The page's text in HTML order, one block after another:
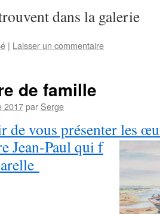
dans la galerie
| Laisser un commentaire
de famille
2017par Serge
de vous présenter les
Jean-Paulqui f